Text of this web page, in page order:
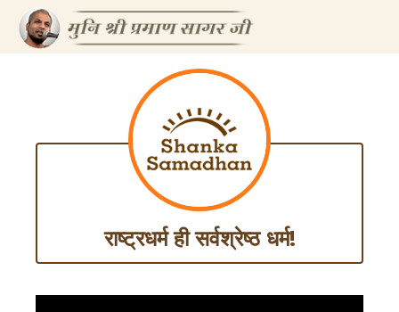
राष्ट्रधर्म ही सर्वश्रेष्ठ धर्म!